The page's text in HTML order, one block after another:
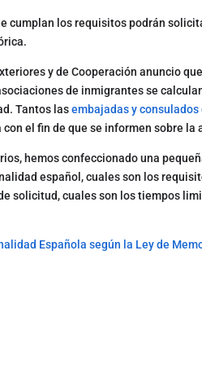
cumplan los requisitos podrán
y de Cooperación anuncio
de inmigrantes se
Tantos lasembajadas y
el fin de que se informen sobre la
hemos confeccionado una
español, cuales son los
solicitud, cuales son los tiempos
Española según la Ley de